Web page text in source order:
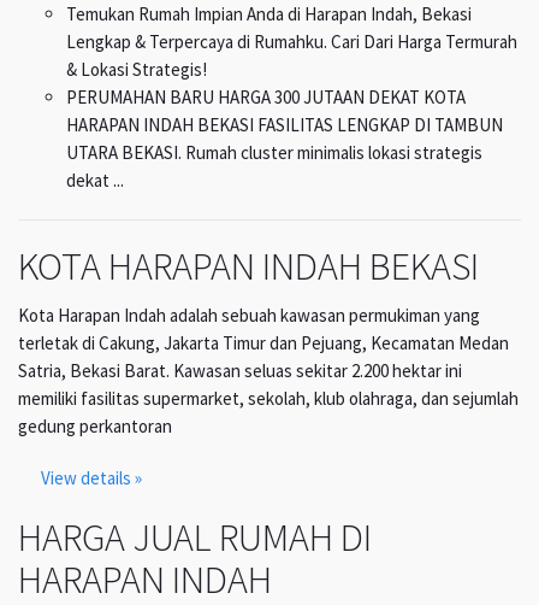
Temukan Rumah Impian Anda di Harapan Indah, Bekasi
Lengkap & Terpercaya di Rumahku. Cari Dari Harga Termurah
& Lokasi Strategis!
PERUMAHAN BARU HARGA 300 JUTAAN DEKAT KOTA
HARAPAN INDAH BEKASI FASILITAS LENGKAP DI TAMBUN
UTARA BEKASI. Rumah cluster minimalis lokasi strategis
dekat ...
KOTA HARAPAN INDAH BEKASI
Kota Harapan Indah adalah sebuah kawasan permukiman yang
terletak di Cakung, Jakarta Timur dan Pejuang, Kecamatan Medan
Satria, Bekasi Barat. Kawasan seluas sekitar 2.200 hektar ini
memiliki fasilitas supermarket, sekolah, klub olahraga, dan sejumlah
gedung perkantoran
View details »
HARGA JUAL RUMAH DI
HARAPAN INDAH